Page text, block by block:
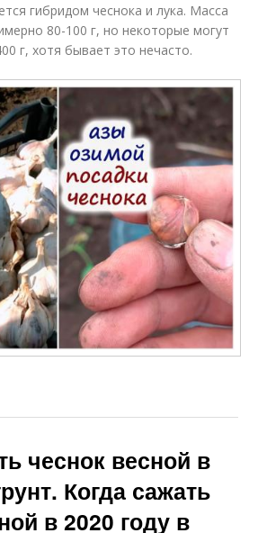
гибридом чеснока и лука. Масса
80-100 г, но некоторые могут
г, хотя бывает это нечасто.
чеснок весной в
Когда сажать
в 2020 году в